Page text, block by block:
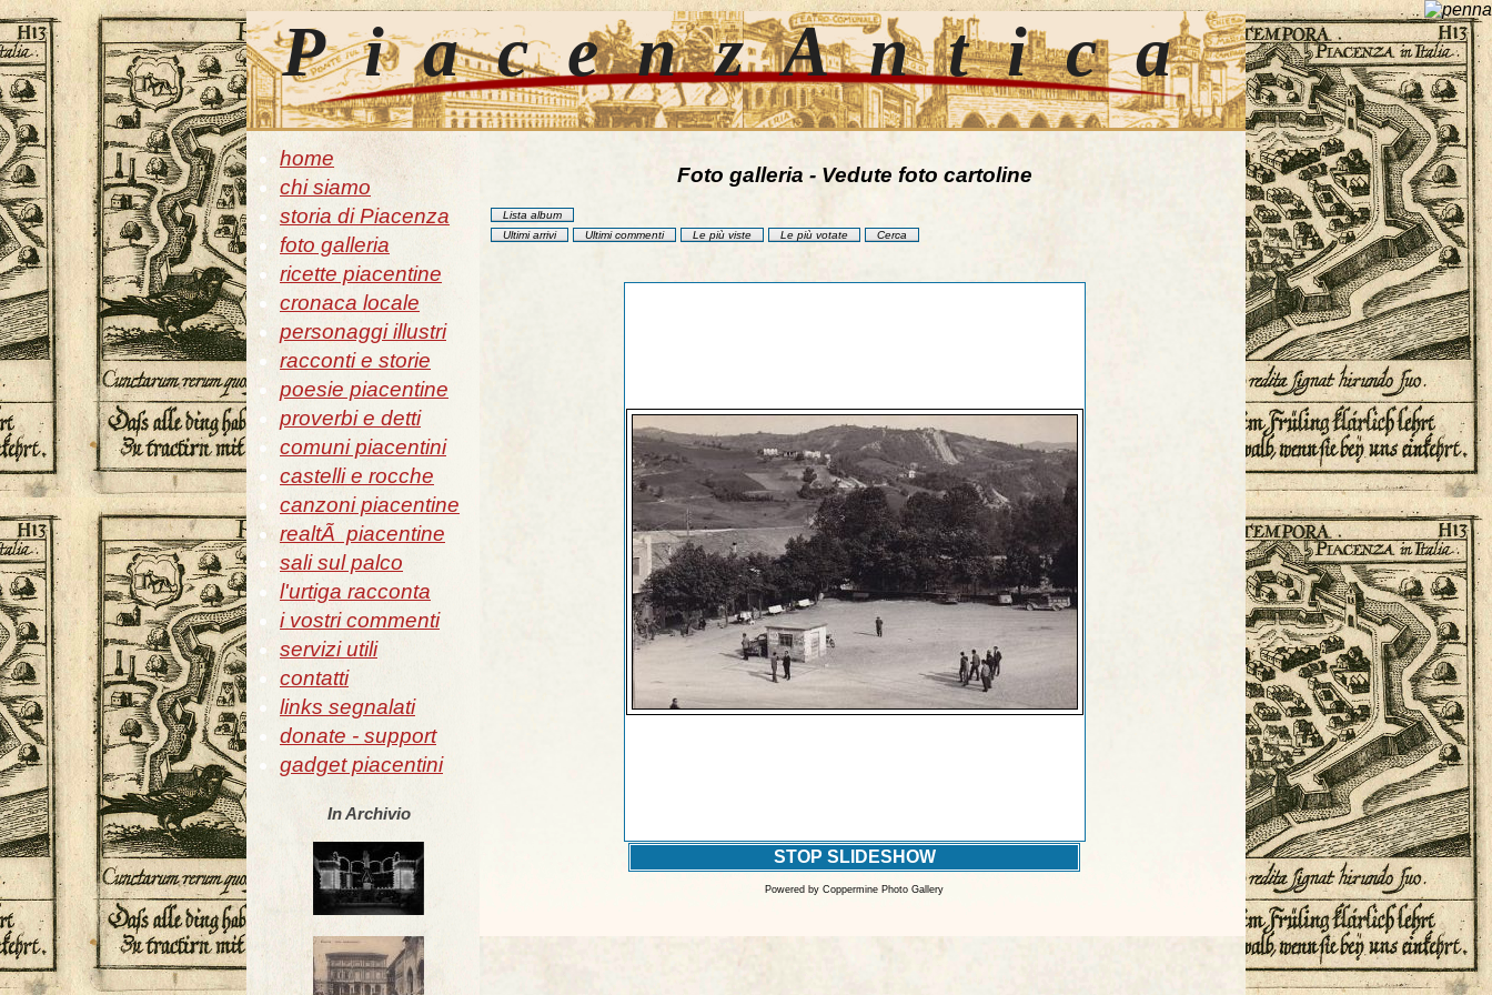
PiacenzAntica
home
chi siamo
storia di Piacenza
foto galleria
ricette piacentine
cronaca locale
personaggi illustri
racconti e storie
poesie piacentine
proverbi e detti
comuni piacentini
castelli e rocche
canzoni piacentine
realtÃ piacentine
sali sul palco
l'urtiga racconta
i vostri commenti
servizi utili
contatti
links segnalati
donate - support
gadget piacentini
In Archivio
Foto galleria - Vedute foto cartoline
Lista album
Ultimi arrivi
Ultimi commenti Le più viste Le più votate Cerca
STOP SLIDESHOW
Powered by Coppermine Photo Gallery